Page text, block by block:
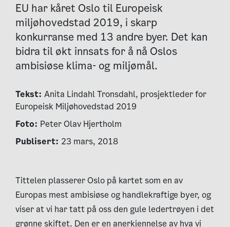
EU har kåret Oslo til Europeisk
miljøhovedstad 2019, i skarp
konkurranse med 13 andre byer. Det kan
bidra til økt innsats for å nå Oslos
ambisiøse klima- og miljømål.
Tekst: Anita Lindahl Tronsdahl, prosjektleder for
Europeisk Miljøhovedstad 2019
Foto: Peter Olav Hjertholm
Publisert: 23 mars, 2018
Tittelen plasserer Oslo på kartet som en av
Europas mest ambisiøse og handlekraftige byer, og
viser at vi har tatt på oss den gule ledertrøyen i det
grønne skiftet. Den er en anerkjennelse av hva vi